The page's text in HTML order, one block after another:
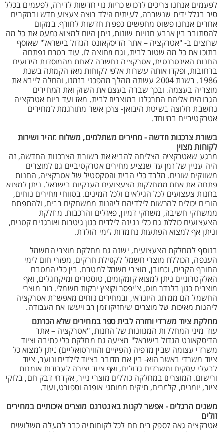
לפעמים אנחנו צריכים לרכוש כריות נוי חדשות לדירה, לפעמים בכלל
סיר בגלל ידית שנשברה, לעיתים הילד רוצה צעצוע חדש ובמקרים
אחרים אנחנו פשוט מחפשים כפפות חדשות לחורף. במקום
להסתובב בין ארבע חנויות שונות, ניתן היום למצוא כמעט את כל מה
שרוצים ב- "אטרקציה – אתר הדיסקאונט הגדול בישראל" שאוסף
בתוכו את כל מה שטוב לבית, וגם מחוצה לו. עוד בטרם נפתחה
החנות האינטרנטית, אטרקציה נחשבה לאחת מהמוסדות הידועים
ברחובות, ופקדו אותה עשרות אלפי לקוחות מאז הקמתה בשנת
1986. בשנת 2004 עשתה מהלך מהפכני בזמנו, והחלה לייבא את
מוצריה בעצמה, ובכך שברה בעצם את השוק ואת המחירים
הגבוהים אליהם התרגלנו במוצרים לבית. מאז ועד היום אטרקציה
נחשבת חלוצה בשיטת היבואן- צרכן אשר מתורגמת למחירים
אטרקטיביים במיוחד.
בשורת צרכנות חדשה - מחירים משתלמים, משלוח מהיר ושירות
לקוחות מצוין
מרגע שאטרקציה הצליחה להביא את בשורת הצרכנות החדשה, זה
היה עניין של זמן עד שנציע מחירים אטרקטיביים גם למוצרים
משווקים שונים. מלבד כלי הבית והטקסטיל של אטרקציה, החנות
פתחה את אחת ממחלקות הצעצועים הענקיות בישראל. ניתן למצוא
בחנות צעצועים לכל הגילאים ולכל המינים. בטווחי מחירים נוחים,
הורים יכולים להרשות לילדיהם ליהנות ממשחקים רבים, ולהתפתח
ממשחקי חשיבה, משחקי דמיון, פאזלים והרכבות. מחלקת
הצעצועים כוללת גם כלי נגינה לילדים כגון גיטרות ואורגנים קטנים,
וניתן אף למצוא הפתעות נחמדות לימי הולדת.
בנוסף למחלקת הצעצועים, ישנה גם מחלקת מוצרי החשמל
הענפה, הכוללת מוצרי חשמל לקטילת חרקים, מפזרי חום לימי
החורף הקרים, וכמובן, מוצרי חשמל למטבח. בין כלי המטבח
האלקטרוניים ניתן למצוא קומקומים, טוסטרים ומיקרוגלים, ואף
מוצרים כגון בלנדר מוט, צ'יפסר וקוצץ ירקות חשמלי. רוב מוצרי
החשמל הם ממותג היונדאי, ובמחירים נוחים מאפשרת אטרקציה
ליהנות מאיכות של מוצרים שיחזיקו זמן רב ויעשו את העבודה.
מחלקת ציוד משרדי וחזרה לבית ספר במחירים שלא הכרתם
עוד מיני המחלקות המגוונות של החנות, "אטרקציה – אתר
הדיסקאונט הגדול בישראל" מציעה גם מחלקת כלי כתיבה וציוד
משרדי עצומה שבין מדפיה (הפיזיים והווירטואליים) ניתן למצוא כל
ציוד משרדי באשר הוא- בין אם מדובר בציוד לילדים ונוער, ציוד
לבעלי עסקים ומשרדים גדולים, ואף ציוד יצירה לעבודות אומנות
ורישום. המוצרים במחלקה כוללים מוצרי נייר, אקדחי דבק חם, בלוקי
ציור, יומנים, קלמרים, תיקים ממותגי אופנה וספורט, ועוד.
משנים הרגלים - אפשר לקנות באינטרנט מוצרים איכותיים במחירים
זולים
אטרקציה גאה לספק בית חם לכל לקוחותיה כבר למעלה משלושים